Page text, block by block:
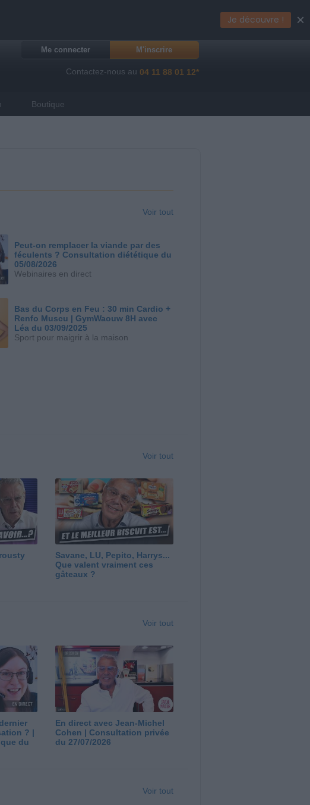
Me connecter M'inscrire
Contactez-nous au 04 11 88 01 12*
Boutique
Voir tout
Peut-on remplacer la viande par des
féculents ? Consultation diététique du
05/08/2026
Webinaires en direct
Bas du Corps en Feu : 30 min Cardio +
Renfo Muscu | GymWaouw 8H avec
Léa du 03/09/2025
Sport pour maigrir à la maison
Voir tout
Savane, LU, Pepito, Harrys...
Que valent vraiment ces
gâteaux ?
Voir tout
? |
du
En direct avec Jean-Michel
Cohen | Consultation privée
du 27/07/2026
Voir tout
Je découvre ! ×